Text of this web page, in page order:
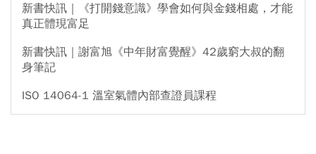
新書快訊｜《打開錢意識》學會如何與金錢相處，才能
真正體現富足
新書快訊｜謝富旭《中年財富覺醒》42歲窮大叔的翻
身筆記
ISO 14064-1 溫室氣體內部查證員課程